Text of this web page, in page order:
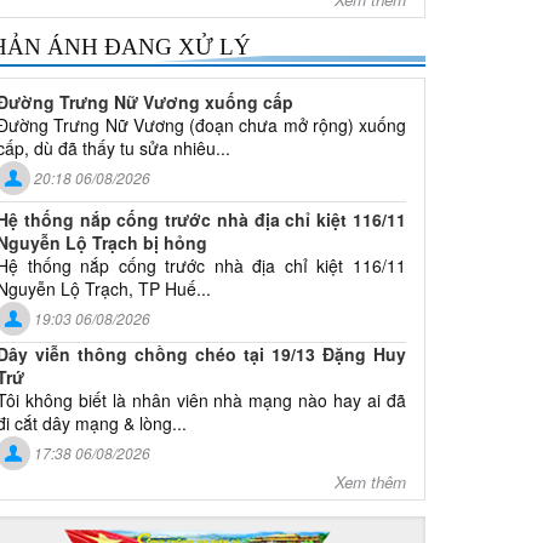
ÁNH ĐANG XỬ LÝ
Trưng Nữ Vương xuống cấp
Trưng Nữ Vương (đoạn chưa mở rộng) xuống
dù đã thấy tu sửa nhiêu...
20:18 06/08/2026
thống nắp cống trước nhà địa chỉ kiệt 116/11
Lộ Trạch bị hỏng
thống nắp cống trước nhà địa chỉ kiệt 116/11
Lộ Trạch, TP Huế...
19:03 06/08/2026
viễn thông chồng chéo tại 19/13 Đặng Huy
không biết là nhân viên nhà mạng nào hay ai đã
cắt dây mạng & lòng...
17:38 06/08/2026
Xem thêm